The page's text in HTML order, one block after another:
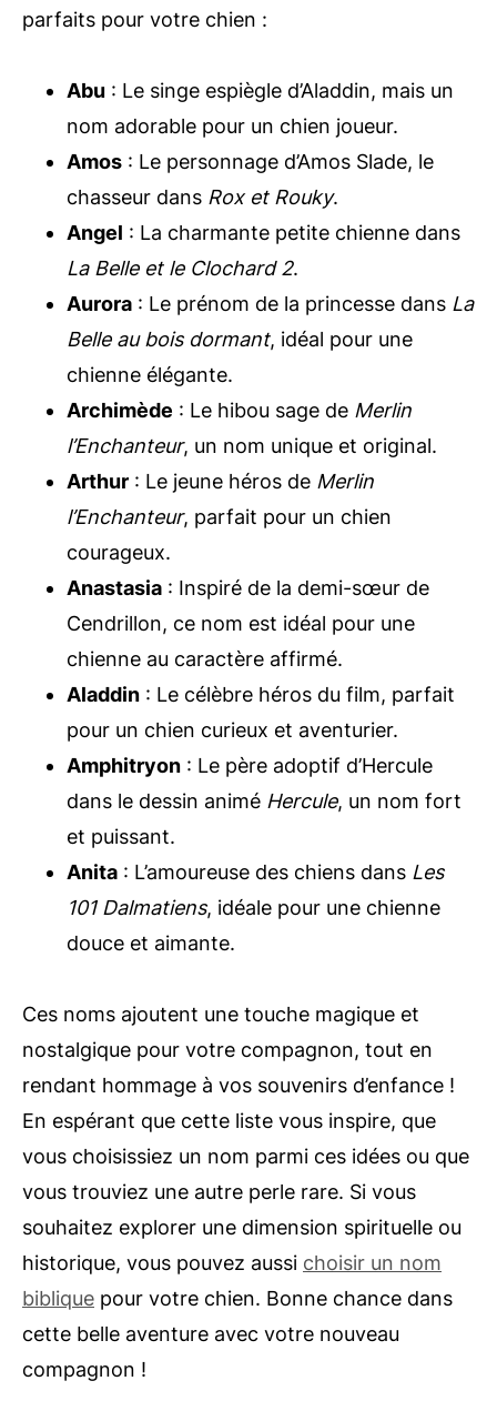
parfaits pour votre chien :
Abu : Le singe espiègle d’Aladdin, mais un
nom adorable pour un chien joueur.
Amos : Le personnage d’Amos Slade, le
chasseur dans Rox et Rouky.
Angel : La charmante petite chienne dans
La Belle et le Clochard 2.
Aurora : Le prénom de la princesse dans La
Belle au bois dormant, idéal pour une
chienne élégante.
Archimède : Le hibou sage de Merlin
l’Enchanteur, un nom unique et original.
Arthur : Le jeune héros de Merlin
l’Enchanteur, parfait pour un chien
courageux.
Anastasia : Inspiré de la demi-sœur de
Cendrillon, ce nom est idéal pour une
chienne au caractère affirmé.
Aladdin : Le célèbre héros du film, parfait
pour un chien curieux et aventurier.
Amphitryon : Le père adoptif d’Hercule
dans le dessin animé Hercule, un nom fort
et puissant.
Anita : L’amoureuse des chiens dans Les
101 Dalmatiens, idéale pour une chienne
douce et aimante.
Ces noms ajoutent une touche magique et
nostalgique pour votre compagnon, tout en
rendant hommage à vos souvenirs d’enfance !
En espérant que cette liste vous inspire, que
vous choisissiez un nom parmi ces idées ou que
vous trouviez une autre perle rare. Si vous
souhaitez explorer une dimension spirituelle ou
historique, vous pouvez aussi choisir un nom
biblique pour votre chien. Bonne chance dans
cette belle aventure avec votre nouveau
compagnon !